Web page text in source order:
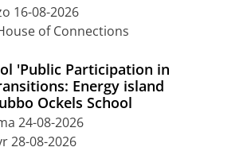
16-08-2026
of Connections
'Public Participation in
Energy island
Ockels School
24-08-2026
28-08-2026